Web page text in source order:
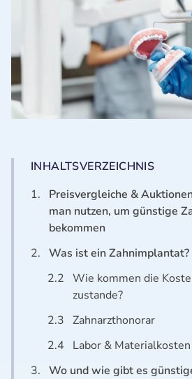
INHALTSVERZEICHNIS
1.
Preisvergleiche &
man nutzen, um günstige
bekommen
2. Was ist ein Zahnimplantat?
2.2 Wie kommen die
zustande?
2.3 Zahnarzthonorar
2.4
Labor & Materialkosten
3. Wo und wie gibt es